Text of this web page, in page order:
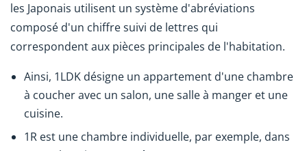
les Japonais utilisent un système d'abréviations
composé d'un chiffre suivi de lettres qui
correspondent aux pièces principales de l'habitation.
Ainsi, 1LDK désigne un appartement d'une chambre
à coucher avec un salon, une salle à manger et une
cuisine.
1R est une chambre individuelle, par exemple, dans